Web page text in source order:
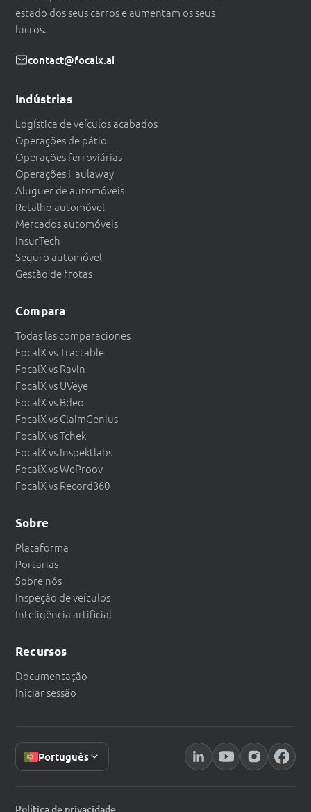
estado dos seus carros e aumentam os seus
lucros.
contact@focalx.ai
Indústrias
Logística de veículos acabados
Operações de pátio
Operações ferroviárias
Operações Haulaway
Aluguer de automóveis
Retalho automóvel
Mercados automóveis
InsurTech
Seguro automóvel
Gestão de frotas
Compara
Todas las comparaciones
FocalX vs Tractable
FocalX vs Ravin
FocalX vs UVeye
FocalX vs Bdeo
FocalX vs ClaimGenius
FocalX vs Tchek
FocalX vs Inspektlabs
FocalX vs WeProov
FocalX vs Record360
Sobre
Plataforma
Portarias
Sobre nós
Inspeção de veículos
Inteligência artificial
Recursos
Documentação
Iniciar sessão
Português
Política de privacidade